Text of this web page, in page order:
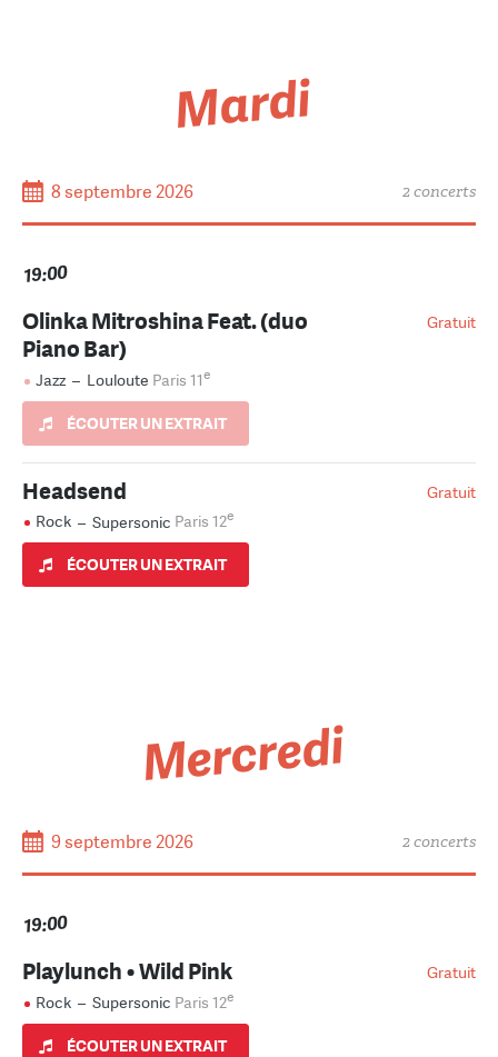
Mardi
8 septembre 2026 2 concerts
19:00
Gratuit
Olinka Mitroshina Feat. (duo
Piano Bar)
Jazz – Louloute Paris 11e
ÉCOUTER UN EXTRAIT
Gratuit
Headsend
Rock – Supersonic Paris 12e
ÉCOUTER UN EXTRAIT
Mercredi
9 septembre 2026 2 concerts
19:00
Gratuit
Playlunch • Wild Pink
Rock – Supersonic Paris 12e
ÉCOUTER UN EXTRAIT